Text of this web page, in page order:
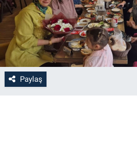
Paylaş
Kültür
3.Sayfa
Medya
Bilim-Tek